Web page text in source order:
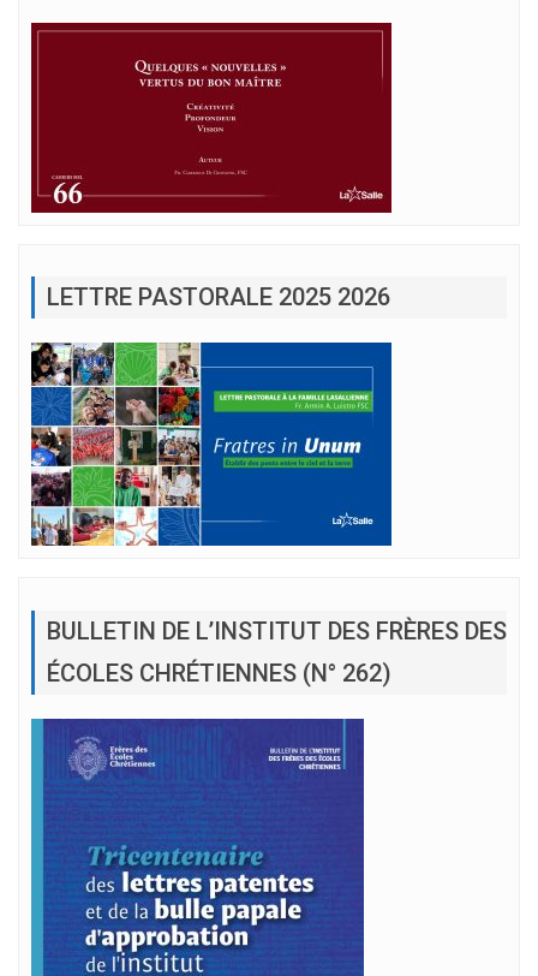
LETTRE PASTORALE 2025 2026
BULLETIN DE L’INSTITUT DES FRÈRES DES
ÉCOLES CHRÉTIENNES (N° 262)